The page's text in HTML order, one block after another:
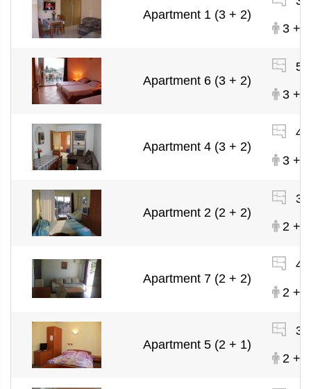
Apartment 1 (3 + 2)
3 + 2
Apartment 6 (3 + 2)
3 + 2
Apartment 4 (3 + 2)
3 + 2
Apartment 2 (2 + 2)
2 + 2
Apartment 7 (2 + 2)
2 + 2
Apartment 5 (2 + 1)
2 + 1